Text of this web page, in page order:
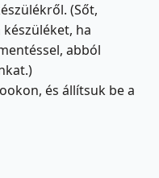
(Sőt,
ha
abból
és állítsuk be a